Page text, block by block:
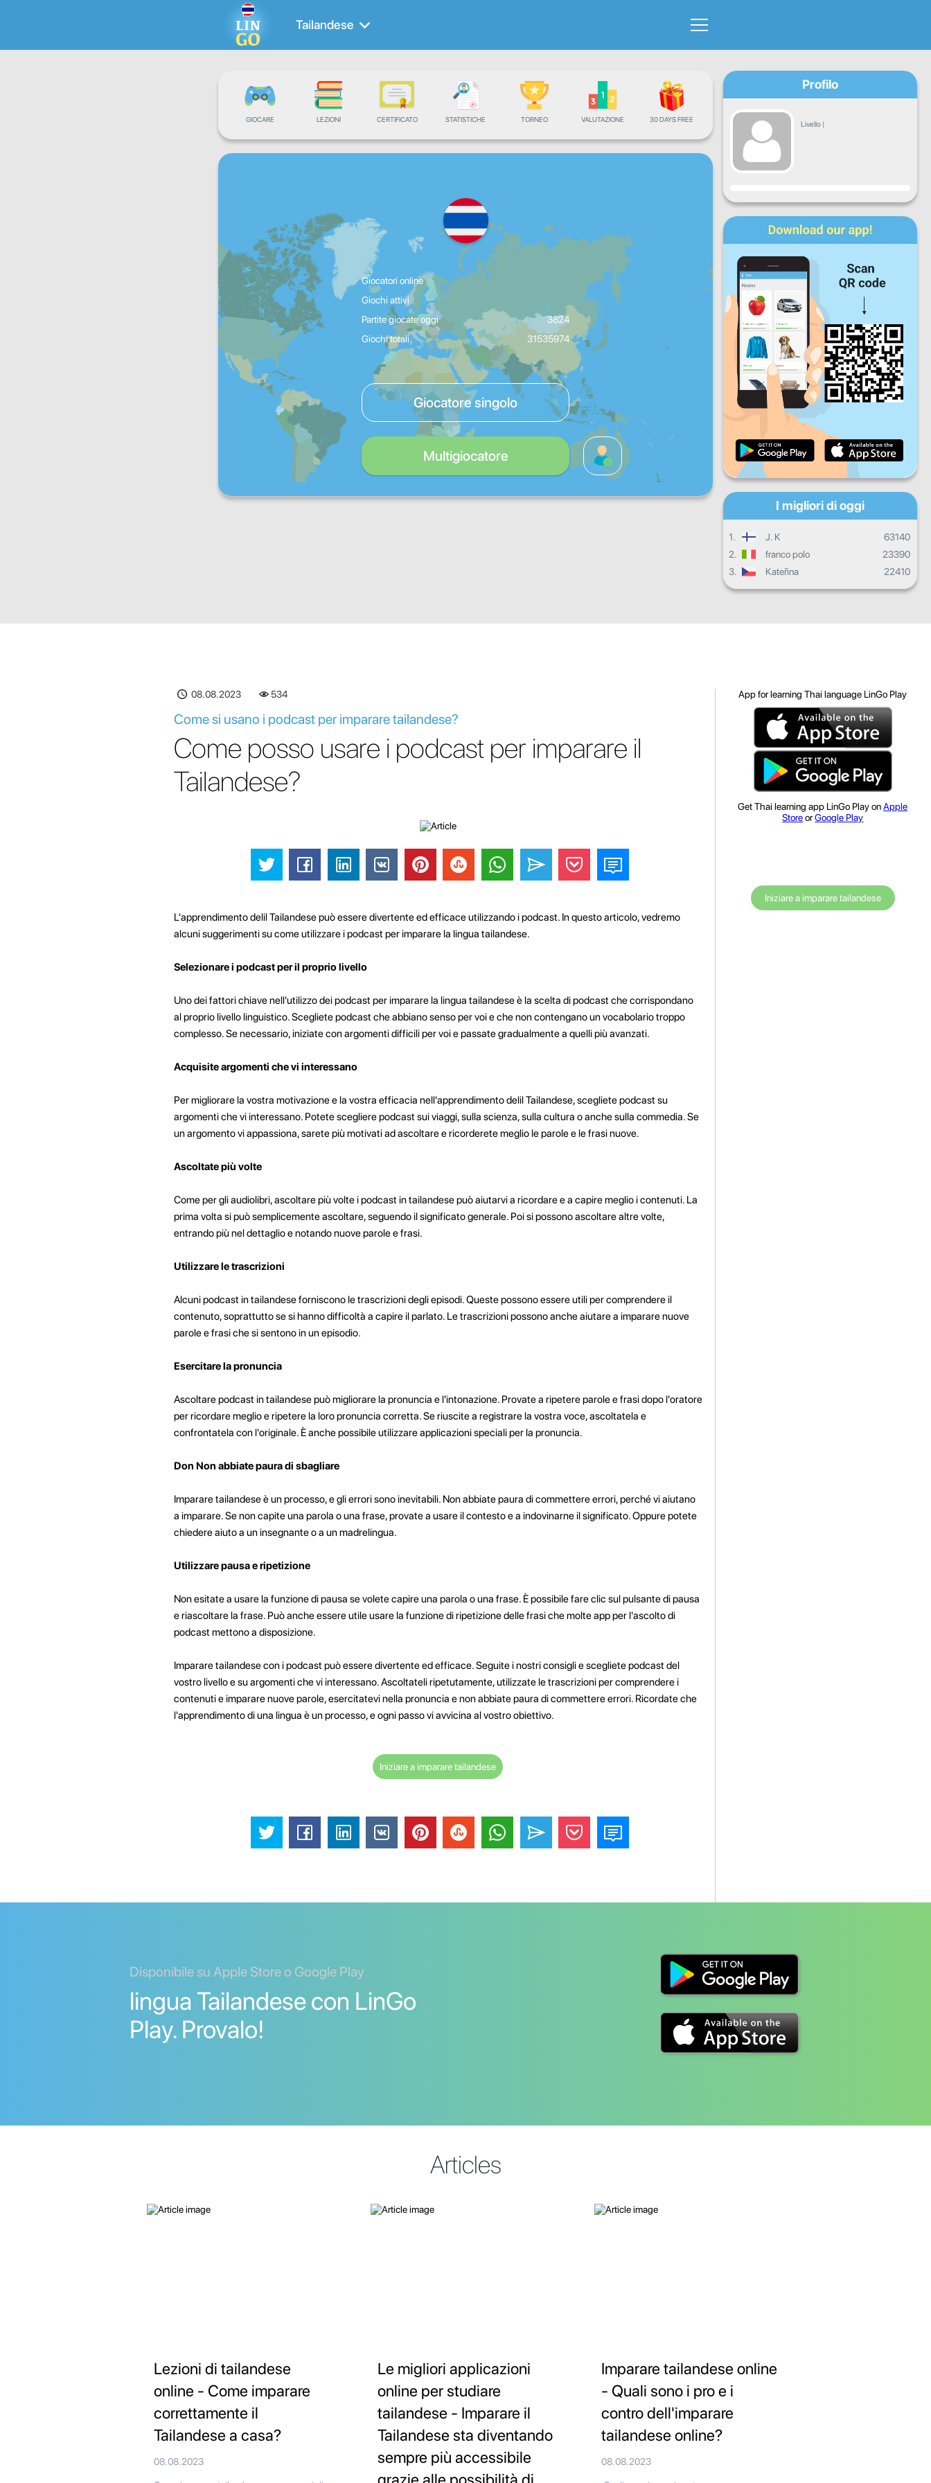
Tailandese
GIOCARE LEZIONI CERTIFICATO STATISTICHE TORNEO VALUTAZIONE 30 DAYS FREE
Giocatori online
Giochi attivi
Partite giocate oggi
3824
Giochi totali
31535974
Giocatore singolo
Multigiocatore
Profilo
Livello |
Avanzamento
Lun Mer Gio
Sab Dom
Progresso quotidiano
Progressi mensili
Progressi complessivi
I migliori di oggi
1. J. K
63140
2.
franco polo
23390
3.
Kateřina 22410
08.08.2023 534
Come si usano i podcast per imparare tailandese?
Come posso usare i podcast per imparare il
Tailandese?
L'apprendimento delil Tailandese può essere divertente ed efficace utilizzando i podcast. In questo articolo, vedremo
alcuni suggerimenti su come utilizzare i podcast per imparare la lingua tailandese.
Selezionare i podcast per il proprio livello
Uno dei fattori chiave nell'utilizzo dei podcast per imparare la lingua tailandese è la scelta di podcast che corrispondano
al proprio livello linguistico. Scegliete podcast che abbiano senso per voi e che non contengano un vocabolario troppo
complesso. Se necessario, iniziate con argomenti difficili per voi e passate gradualmente a quelli più avanzati.
Acquisite argomenti che vi interessano
Per migliorare la vostra motivazione e la vostra efficacia nell'apprendimento delil Tailandese, scegliete podcast su
argomenti che vi interessano. Potete scegliere podcast sui viaggi, sulla scienza, sulla cultura o anche sulla commedia. Se
un argomento vi appassiona, sarete più motivati ad ascoltare e ricorderete meglio le parole e le frasi nuove.
Ascoltate più volte
Come per gli audiolibri, ascoltare più volte i podcast in tailandese può aiutarvi a ricordare e a capire meglio i contenuti. La
prima volta si può semplicemente ascoltare, seguendo il significato generale. Poi si possono ascoltare altre volte,
entrando più nel dettaglio e notando nuove parole e frasi.
Utilizzare le trascrizioni
Alcuni podcast in tailandese forniscono le trascrizioni degli episodi. Queste possono essere utili per comprendere il
contenuto, soprattutto se si hanno difficoltà a capire il parlato. Le trascrizioni possono anche aiutare a imparare nuove
parole e frasi che si sentono in un episodio.
Esercitare la pronuncia
Ascoltare podcast in tailandese può migliorare la pronuncia e l'intonazione. Provate a ripetere parole e frasi dopo l'oratore
per ricordare meglioe ripetere la loro pronuncia corretta. Se riuscite a registrare la vostra voce, ascoltatela e
confrontatela con l'originale. È anche possibile utilizzare applicazioni speciali per la pronuncia.
Don Non abbiate paura di sbagliare
Imparare tailandese è un processo, e gli errori sono inevitabili. Non abbiate paura di commettere errori, perché vi aiutano
a imparare. Se non capite una parola o una frase, provate a usare il contesto e a indovinarne il significato. Oppure potete
chiedere aiuto a un insegnante o a un madrelingua.
Utilizzare pausa e ripetizione
Non esitate a usare la funzione di pausa se volete capire una parola o una frase. È possibile fare clic sul pulsante di pausa
e riascoltare la frase. Può anche essere utile usare la funzione di ripetizione delle frasi che molte app per l'ascolto di
podcast mettono a disposizione.
Imparare tailandese con i podcast può essere divertente ed efficace. Seguite i nostri consigli e scegliete podcast del
vostro livello e su argomenti che vi interessano. Ascoltateli ripetutamente, utilizzate le trascrizioni per comprendere i
contenuti e imparare nuove parole, esercitatevi nella pronuncia e non abbiate paura di commettere errori. Ricordate che
l'apprendimento di una lingua è un processo, e ogni passo vi avvicina al vostro obiettivo.
Iniziare a imparare tailandese
App for learning Thai language LinGo Play
Get Thai learning app LinGo Play onApple
StoreorGoogle Play
Iniziare a imparare tailandese
Disponibile su Apple Store o Google Play
lingua Tailandese con LinGo
Play. Provalo!
Articles
Lezioni di tailandese
online - Come imparare
correttamente il
Tailandese a casa?
08.08.2023
Le migliori applicazioni
online per studiare
tailandese - Imparare il
Tailandese sta diventando
sempre più accessibile
Imparare tailandese online
- Quali sono i pro e i
contro dell'imparare
tailandese online?
08.08.2023